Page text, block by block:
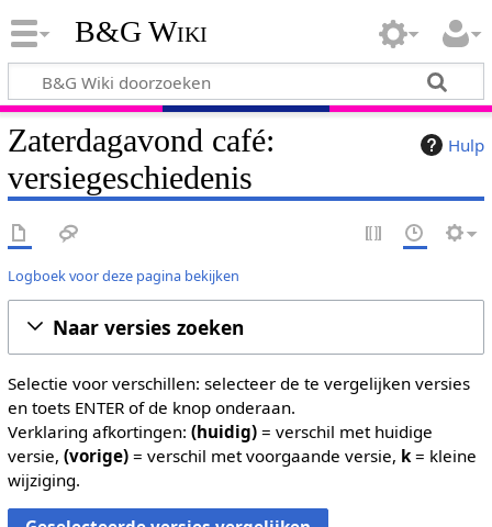
B&G Wiki
Hulp
Zaterdagavond café:
versiegeschiedenis
Logboek voor deze pagina bekijken
Naar versies zoeken
Selectie voor verschillen: selecteer de te vergelijken versies
en toets ENTER of de knop onderaan.
Verklaring afkortingen: (huidig)= verschil met huidige
versie, (vorige)= verschil met voorgaande versie, k= kleine
wijziging.